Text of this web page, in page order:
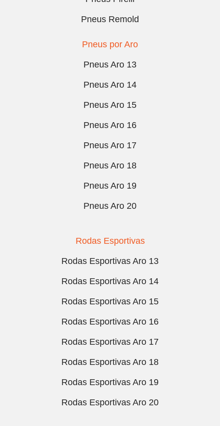
Pneus Remold
Pneus por Aro
Pneus Aro 13
Pneus Aro 14
Pneus Aro 15
Pneus Aro 16
Pneus Aro 17
Pneus Aro 18
Pneus Aro 19
Pneus Aro 20
Rodas Esportivas
Rodas Esportivas Aro 13
Rodas Esportivas Aro 14
Rodas Esportivas Aro 15
Rodas Esportivas Aro 16
Rodas Esportivas Aro 17
Rodas Esportivas Aro 18
Rodas Esportivas Aro 19
Rodas Esportivas Aro 20